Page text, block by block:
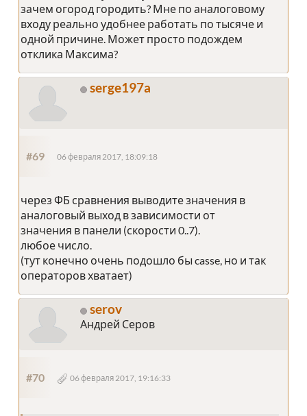
зачем огород городить? Мне по аналоговому
входу реально удобнее работать по тысяче и
одной причине. Может просто подождем
отклика Максима?
serge197a
#69 06 февраля 2017, 18:09:18
через ФБ сравнения выводите значения в
аналоговый выход в зависимости от
значения в панели (скорости 0..7).
любое число.
(тут конечно очень подошло бы casse, но и так
операторов хватает)
serov
Андрей Серов
#70 06 февраля 2017, 19:16:33